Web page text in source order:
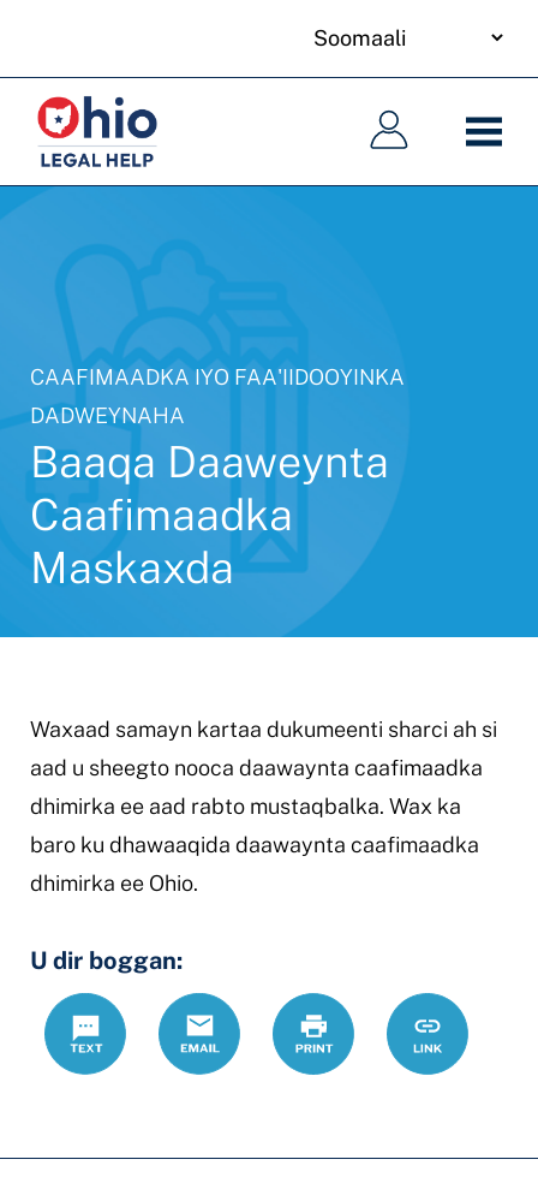
main
content
Main
navigation
Main
navigation
CAAFIMAADKA IYO FAA'IIDOOYINKA
DADWEYNAHA
Baaqa Daaweynta
Caafimaadka
Maskaxda
Waxaad samayn kartaa dukumeenti sharci ah si
aad u sheegto nooca daawaynta caafimaadka
dhimirka ee aad rabto mustaqbalka. Wax ka
baro ku dhawaaqida daawaynta caafimaadka
dhimirka ee Ohio.
U dir boggan:
Text
Email Daabac
https://
daawaynta-
Link